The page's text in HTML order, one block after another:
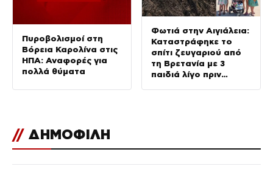
Πυροβολισμοί στη
Βόρεια Καρολίνα στις
ΗΠΑ: Αναφορές για
πολλά θύματα
Φωτιά στην Αιγιάλεια:
Καταστράφηκε το
σπίτι ζευγαριού από
τη Βρετανία με 3
παιδιά λίγο πριν
// ΔΗΜΟΦΙΛΗ